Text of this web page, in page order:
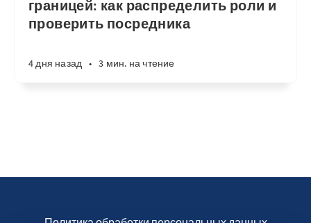
границей: как распределить роли и
проверить посредника
4 дня назад • 3 мин. на чтение